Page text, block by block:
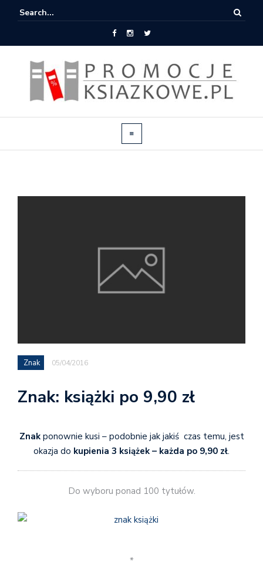
Znak 05/04/2016
Znak: książki po 9,90 zł
Znakponownie kusi – podobnie jak jakiś czas temu, jest
okazja do kupienia 3 książek – każda po 9,90 zł.
Do wyboru ponad 100 tytułów.
*